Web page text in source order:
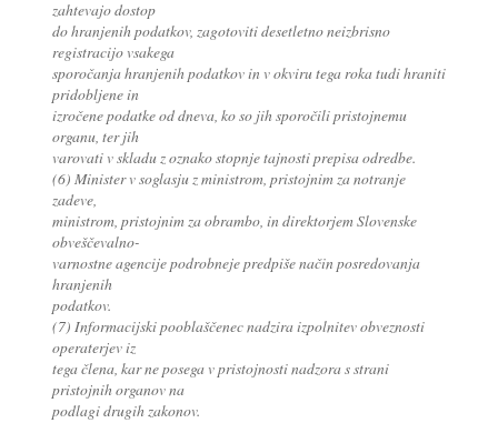
zahtevajo dostop
do hranjenih podatkov, zagotoviti desetletno neizbrisno
registracijo vsakega
sporočanja hranjenih podatkov in v okviru tega roka tudi hraniti
pridobljene in
izročene podatke od dneva, ko so jih sporočili pristojnemu
organu, ter jih
varovati v skladu z oznako stopnje tajnosti prepisa odredbe.
(6) Minister v soglasju z ministrom, pristojnim za notranje
zadeve,
ministrom, pristojnim za obrambo, in direktorjem Slovenske
obveščevalno-
varnostne agencije podrobneje predpiše način posredovanja
hranjenih
podatkov.
(7) Informacijski pooblaščenec nadzira izpolnitev obveznosti
operaterjev iz
tega člena, kar ne posega v pristojnosti nadzora s strani
pristojnih organov na
podlagi drugih zakonov.